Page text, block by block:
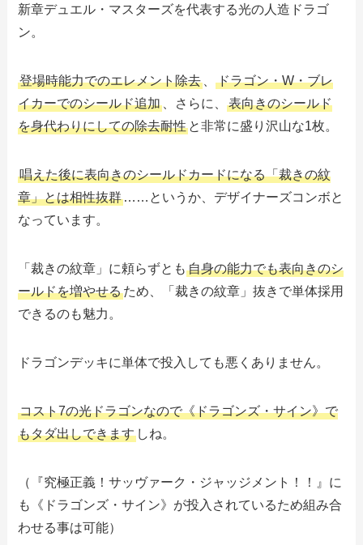
新章デュエル・マスターズを代表する光の人造ドラゴ
ン。
登場時能力でのエレメント除去 、ドラゴン・W・ブレ
イカーでのシールド追加
、さらに、表向きのシールド
を身代わりにしての除去耐性 と非常に盛り沢山な1枚。
唱えた後に表向きのシールドカードになる「裁きの紋
章」とは相性抜群 ……というか、デザイナーズコンボと
なっています。
「裁きの紋章」に頼らずとも自身の能力でも表向きのシ
ールドを増やせるため、「裁きの紋章」抜きで単体採用
できるのも魅力。
ドラゴンデッキに単体で投入しても悪くありません。
コスト7の光ドラゴンなので《ドラゴンズ・サイン》で
もタダ出しできます しね。
（『究極正義！サッヴァーク・ジャッジメント！！』に
も《ドラゴンズ・サイン》が投入されているため組み合
わせる事は可能）